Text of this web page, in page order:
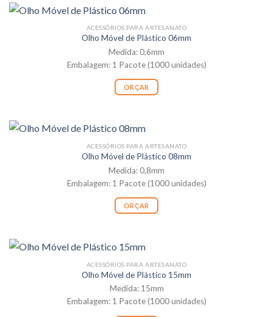
ACESSÓRIOS PARA ARTESANATO
Olho Móvel de Plástico 06mm
Medida: 0,6mm
Embalagem: 1 Pacote (1000 unidades)
ORÇAR
ACESSÓRIOS PARA ARTESANATO
Olho Móvel de Plástico 08mm
Medida: 0,8mm
Embalagem: 1 Pacote (1000 unidades)
ORÇAR
ACESSÓRIOS PARA ARTESANATO
Olho Móvel de Plástico 15mm
Medida: 15mm
Embalagem: 1 Pacote (1000 unidades)